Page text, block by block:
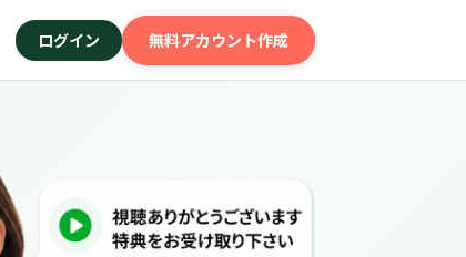
ログイン 無料アカウント作成